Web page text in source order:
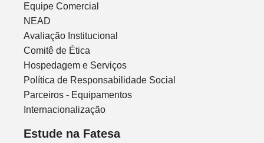
Equipe Comercial
NEAD
Avaliação Institucional
Comitê de Ética
Hospedagem e Serviços
Política de Responsabilidade Social
Parceiros - Equipamentos
Internacionalização
Estude na Fatesa